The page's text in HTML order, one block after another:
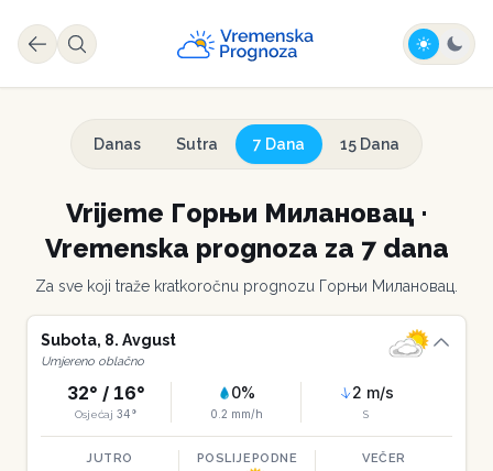
Danas Sutra 7 Dana 15 Dana
Vrijeme Горњи Милановац ·
Vremenska prognoza za 7 dana
Za sve koji traže kratkoročnu prognozu Горњи Милановац
Subota, 8. Avgust
Umjereno oblačno
32° / 16°
Osjećaj 34°
0%
0.2 mm/h
2 m/s
S
JUTRO POSLIJEPODNE VEČER